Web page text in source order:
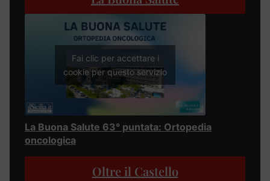
Fai clic per accettare i
cookie per questo servizio
La Buona Salute 63° puntata: Ortopedia
oncologica
Oltre il Castello